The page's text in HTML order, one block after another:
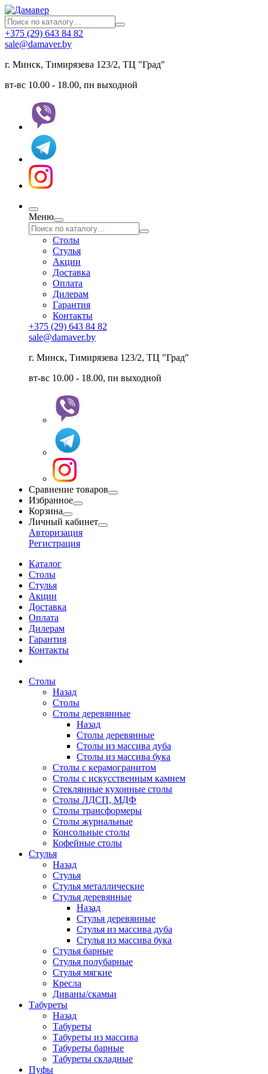
+375 (29) 643 84 82
sale@damaver.by
г. Минск, Тимирязева 123/2, ТЦ "Град"
вт-вс 10.00 - 18.00, пн выходной
Меню
Столы
Стулья
Акции
Доставка
Оплата
Дилерам
Гарантия
Контакты
+375 (29) 643 84 82
sale@damaver.by
г. Минск, Тимирязева 123/2, ТЦ "Град"
вт-вс 10.00 - 18.00, пн выходной
Сравнение товаров
Избранное
Корзина
Личный кабинет
Авторизация
Регистрация
Каталог
Столы
Стулья
Акции
Доставка
Оплата
Дилерам
Гарантия
Контакты
Столы
Назад
Столы
Столы деревянные
Назад
Столы деревянные
Столы из массива дуба
Столы из массива бука
Столы с керамогранитом
Столы с искусственным камнем
Стеклянные кухонные столы
Столы ЛДСП, МДФ
Столы трансформеры
Столы журнальные
Консольные столы
Кофейные столы
Стулья
Назад
Стулья
Стулья металлические
Стулья деревянные
Назад
Стулья деревянные
Стулья из массива дуба
Стулья из массива бука
Стулья барные
Стулья полубарные
Стулья мягкие
Кресла
Диваны/скамьи
Табуреты
Назад
Табуреты
Табуреты из массива
Табуреты барные
Табуреты складные
Пуфы